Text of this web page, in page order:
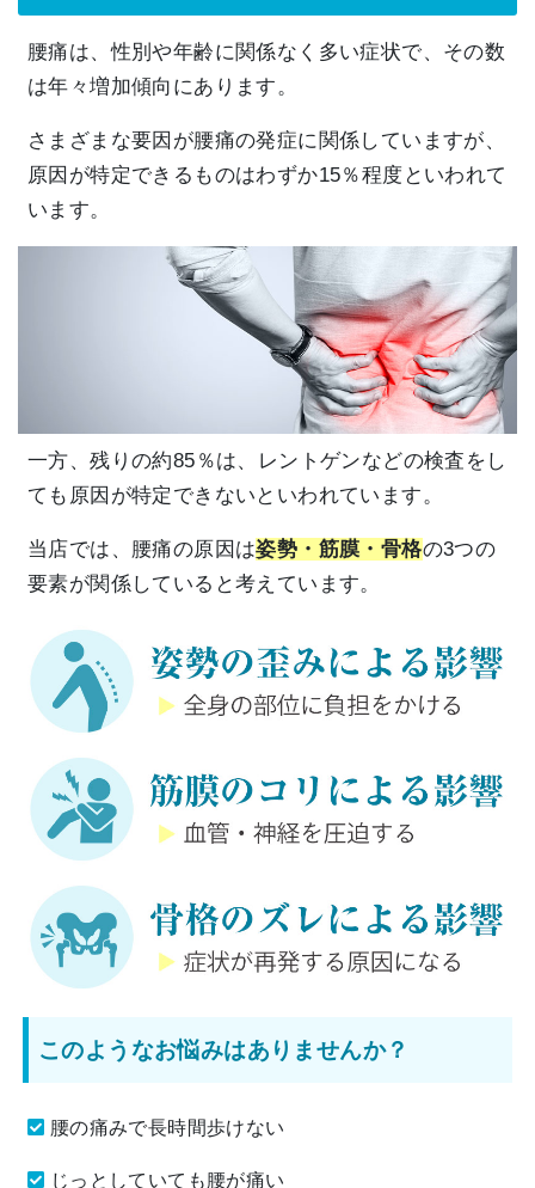
腰痛は、性別や年齢に関係なく多い症状で、その数
は年々増加傾向にあります。
さまざまな要因が腰痛の発症に関係していますが、
原因が特定できるものはわずか15％程度といわれて
います。
一方、残りの約85％は、レントゲンなどの検査をし
ても原因が特定できないといわれています。
当店では、腰痛の原因は姿勢・筋膜・骨格の3つの
要素が関係していると考えています。
このようなお悩みはありませんか？
腰の痛みで長時間歩けない
じっとしていても腰が痛い